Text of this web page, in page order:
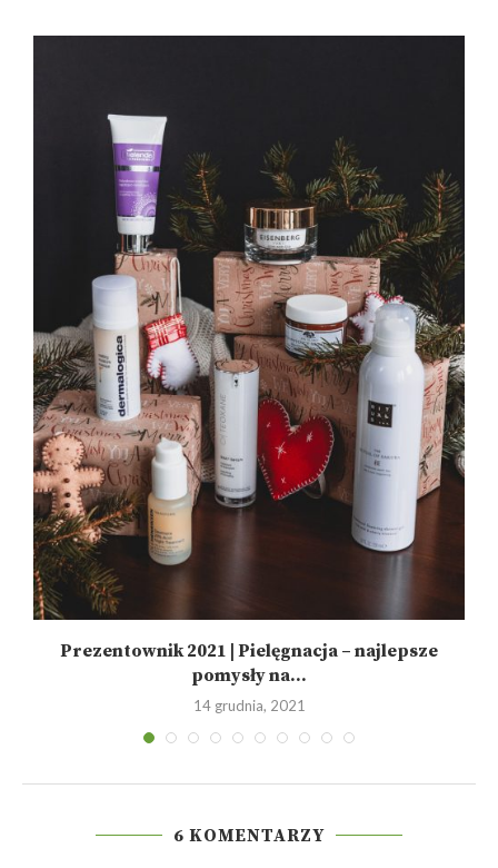
Prezentownik 2021 | Pielęgnacja – najlepsze
pomysły na...
14 grudnia, 2021
6 KOMENTARZY